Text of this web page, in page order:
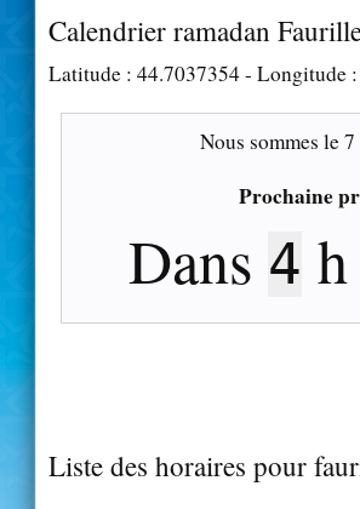
Calendrier ramadan
Latitude : 44.7037354- Longitude :
Nous sommes le7
Prochaine
Dans 4 h
Liste des horaires pour